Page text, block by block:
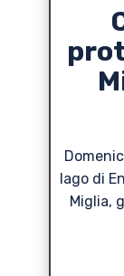
lago di
Miglia,